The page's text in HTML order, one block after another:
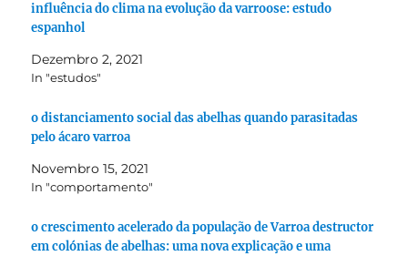
influência do clima na evolução da varroose: estudo
espanhol
Dezembro 2, 2021
In "estudos"
o distanciamento social das abelhas quando parasitadas
pelo ácaro varroa
Novembro 15, 2021
In "comportamento"
o crescimento acelerado da população de Varroa destructor
em colónias de abelhas: uma nova explicação e uma